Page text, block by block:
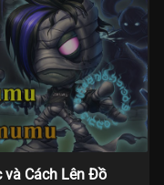
và Cách Lên Đồ